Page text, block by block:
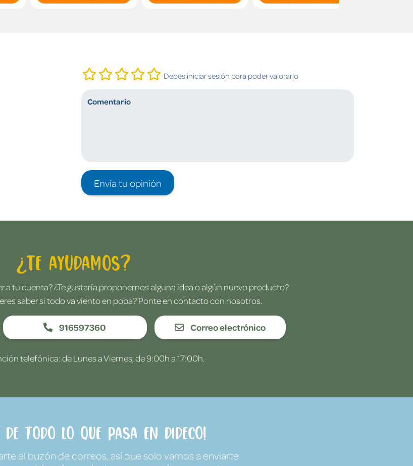
Debes iniciar sesión para poder valorarlo
Envía tu opinión
¿Te ayudamos?
a tu cuenta? ¿Te gustaría proponernos alguna idea o algún nuevo producto?
saber si todo va viento en popa? Ponte en contacto con nosotros.
916597360 Correo electrónico
telefónica: de Lunes a Viernes, de 9:00h a 17:00h.
de todo lo que pasa en Dideco!
el buzón de correos, así que solo vamos a enviarte